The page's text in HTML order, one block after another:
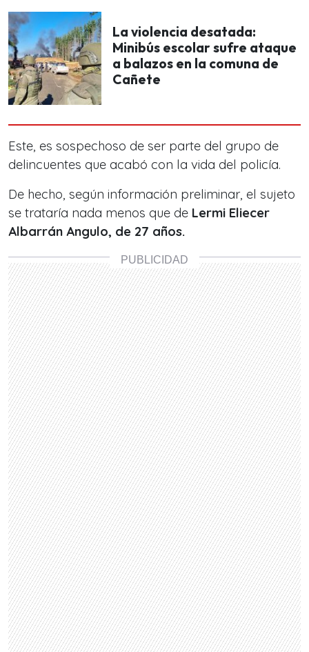
La violencia desatada:
Minibús escolar sufre ataque
a balazos en la comuna de
Cañete
Este, es sospechoso de ser parte del grupo de
delincuentes que acabó con la vida del policía.
De hecho, según información preliminar, el sujeto
se trataría nada menos que de Lermi Eliecer
Albarrán Angulo, de 27 años.